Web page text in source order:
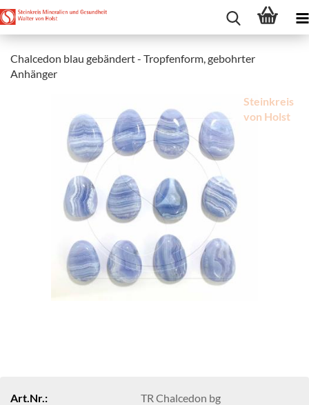
Chalcedon blau gebändert - Tropfenform, gebohrter
Anhänger
Steinkreis
von Holst
Art.Nr.:
TR Chalcedon bg